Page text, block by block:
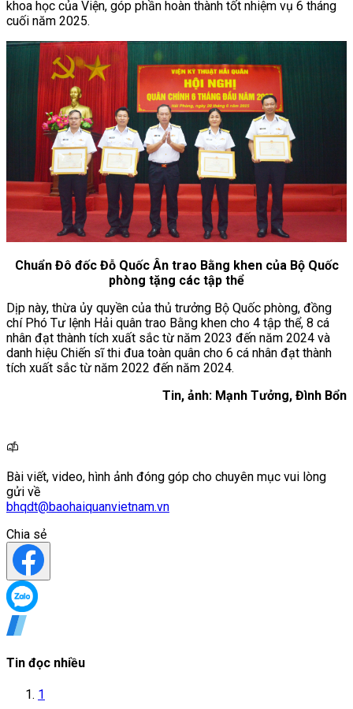
khoa học của Viện, góp phần hoàn thành tốt nhiệm vụ 6 tháng
cuối năm 2025.
Chuẩn Đô đốc Đỗ Quốc Ân trao Bằng khen của Bộ Quốc
phòng tặng các tập thể
Dịp này, thừa ủy quyền của thủ trưởng Bộ Quốc phòng, đồng
chí Phó Tư lệnh Hải quân trao Bằng khen cho 4 tập thể, 8 cá
nhân đạt thành tích xuất sắc từ năm 2023 đến năm 2024 và
danh hiệu Chiến sĩ thi đua toàn quân cho 6 cá nhân đạt thành
tích xuất sắc từ năm 2022 đến năm 2024.
Tin, ảnh: Mạnh Tưởng, Đình Bổn
Bài viết, video, hình ảnh đóng góp cho chuyên mục vui lòng
gửi về
bhqdt@baohaiquanvietnam.vn
Chia sẻ
Tin đọc nhiều
1